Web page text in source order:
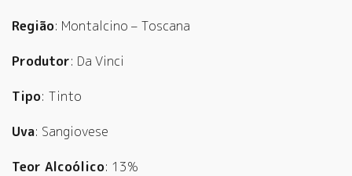
Região: Montalcino – Toscana
Produtor: Da Vinci
Tipo: Tinto
Uva: Sangiovese
Teor Alcoólico: 13%